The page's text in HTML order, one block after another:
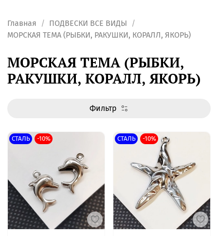
Главная
ПОДВЕСКИ ВСЕ ВИДЫ
МОРСКАЯ ТЕМА (РЫБКИ, РАКУШКИ, КОРАЛЛ, ЯКОРЬ)
МОРСКАЯ ТЕМА (РЫБКИ,
РАКУШКИ, КОРАЛЛ, ЯКОРЬ)
СТАЛЬ -10% СТАЛЬ -10%
Фильтр